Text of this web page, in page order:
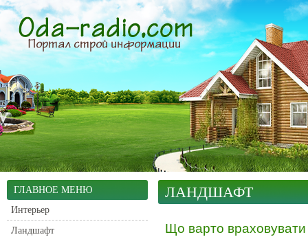
ГЛАВНОЕ МЕНЮ
Интерьер
Ландшафт
ЛАНДШАФТ
Що варто